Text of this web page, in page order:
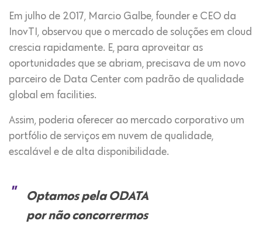
Em julho de 2017, Marcio Galbe, founder e CEO da
InovTI, observou que o mercado de soluções em cloud
crescia rapidamente. E, para aproveitar as
oportunidades que se abriam, precisava de um novo
parceiro de Data Center com padrão de qualidade
global em facilities.
Assim, poderia oferecer ao mercado corporativo um
portfólio de serviços em nuvem de qualidade,
escalável e de alta disponibilidade.
Optamos pela ODATA
por não concorrermos